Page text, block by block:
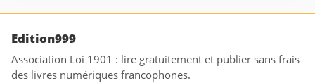
Edition999
Association Loi 1901 : lire gratuitement et publier sans frais
des livres numériques francophones.